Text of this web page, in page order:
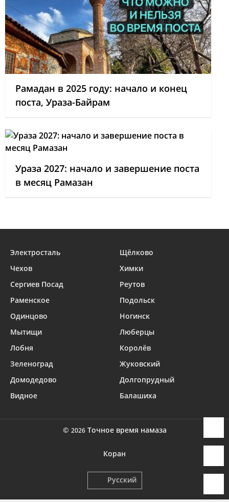
Рамадан в 2025 году: начало и конец
поста, Ураза-Байрам
Ураза 2027: начало и завершение поста
в месяц Рамазан
Электросталь
Щёлково
Чехов
Химки
Сергиев Посад
Реутов
Раменское
Подольск
Одинцово
Ногинск
Мытищи
Люберцы
Лобня
Королёв
Зеленоград
Жуковский
Домодедово
Долгопрудный
Видное
Балашиха
© 2026 Точное время намаза
Коран
Русский